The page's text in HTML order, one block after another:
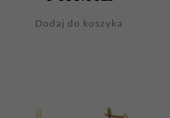
Dodaj do koszyka